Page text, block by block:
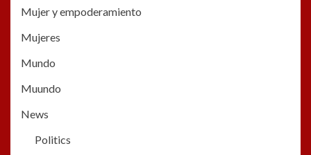
Mujer y empoderamiento
Mujeres
Mundo
Muundo
News
Politics